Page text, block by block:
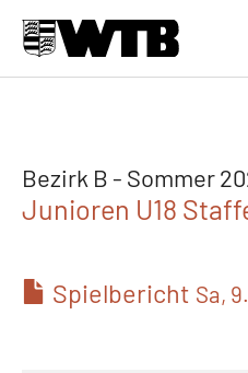
Bezirk B - Sommer
Junioren U18
Spielbericht Sa,